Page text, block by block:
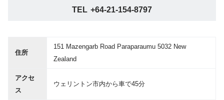
TEL +64-21-154-8797
住所
151 Mazengarb Road Paraparaumu 5032 New
Zealand
アクセ
ス
ウェリントン市内から車で45分